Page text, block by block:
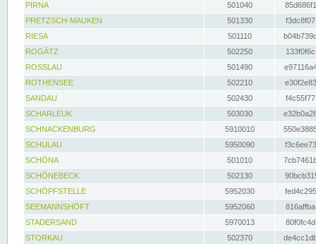
PIRNA
501040
PRETZSCH-MAUKEN
501330
RIESA
501110
ROGÄTZ
502250
ROSSLAU
501490
ROTHENSEE
502210
SANDAU
502430
SCHARLEUK
503030
SCHNACKENBURG
5910010
SCHULAU
5950090
SCHÖNA
501010
SCHÖNEBECK
502130
SCHÖPFSTELLE
5952030
SEEMANNSHÖFT
5952060
STADERSAND
5970013
STORKAU
502370